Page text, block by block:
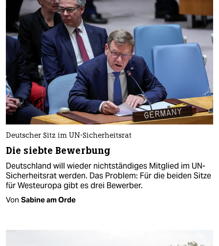
Deutscher Sitz im UN-Sicherheitsrat
Die siebte Bewerbung
Deutschland will wieder nichtständiges Mitglied im UN-
Sicherheitsrat werden. Das Problem: Für die beiden Sitze
für Westeuropa gibt es drei Bewerber.
Von Sabine am Orde